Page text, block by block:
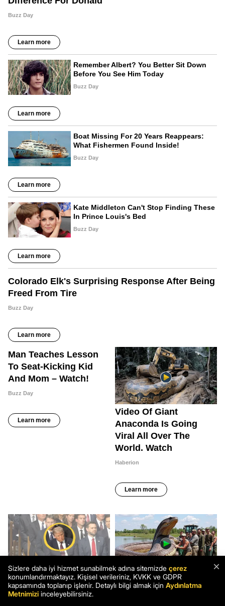
×
Sizlere daha iyi hizmet sunabilmek adına sitemizde çerez
konumlandırmaktayız. Kişisel verileriniz, KVKK ve GDPR
kapsamında toplanıp işlenir. Detaylı bilgi almak için Aydınlatma
Metnimizi inceleyebilirsiniz.